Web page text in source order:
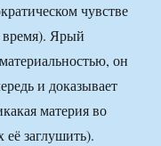
чувстве
время). Ярый
он
и доказывает
материя во
её заглушить).